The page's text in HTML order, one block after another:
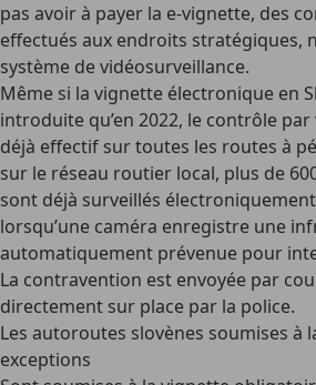
pas avoir à payer la e-vignette, des
effectués aux endroits stratégiques,
système de vidéosurveillance.
Même si la vignette électronique en
introduite qu’en 2022, le contrôle par
déjà effectif sur toutes les routes à
sur le réseau routier local, plus de
sont déjà surveillés
lorsqu’une caméra enregistre une
automatiquement prévenue pour
La contravention est envoyée par
directement sur place par la police.
Les autoroutes slovènes soumises à
exceptions